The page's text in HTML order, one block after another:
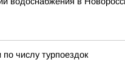
числу турпоездок